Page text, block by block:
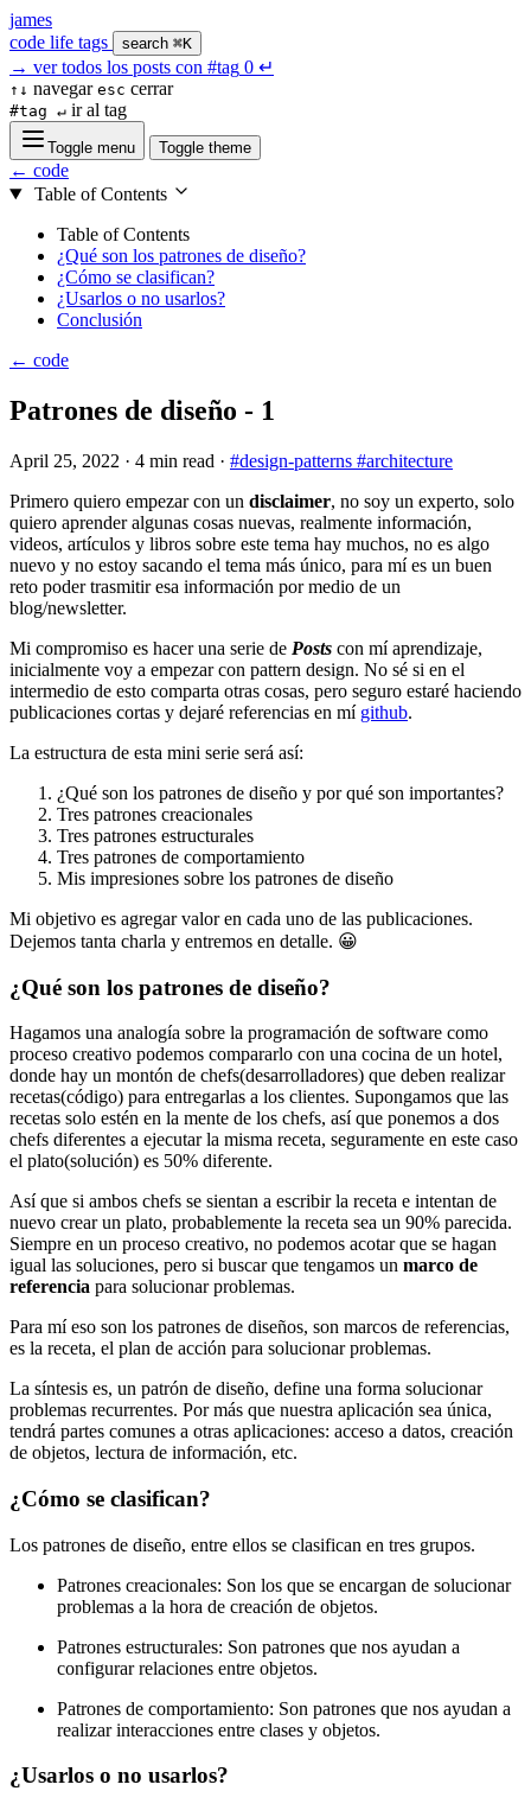
james
code life tags search ⌘K
→ ver todos los posts con #tag 0 ↵
↑↓ navegar esc cerrar
#tag ↵ ir al tag
Toggle menu Toggle theme
← code
Table of Contents
Table of Contents
¿Qué son los patrones de diseño?
¿Cómo se clasifican?
¿Usarlos o no usarlos?
Conclusión
← code
Patrones de diseño - 1
April 25, 2022 · 4 min read · #design-patterns #architecture
Primero quiero empezar con un disclaimer, no soy un experto, solo
quiero aprender algunas cosas nuevas, realmente información,
videos, artículos y libros sobre este tema hay muchos, no es algo
nuevo y no estoy sacando el tema más único, para mí es un buen
reto poder trasmitir esa información por medio de un
blog/newsletter.
Mi compromiso es hacer una serie de Posts con mí aprendizaje,
inicialmente voy a empezar con pattern design. No sé si en el
intermedio de esto comparta otras cosas, pero seguro estaré haciendo
publicaciones cortas y dejaré referencias en mí github.
La estructura de esta mini serie será así:
¿Qué son los patrones de diseño y por qué son importantes?
Tres patrones creacionales
Tres patrones estructurales
Tres patrones de comportamiento
Mis impresiones sobre los patrones de diseño
Mi objetivo es agregar valor en cada uno de las publicaciones.
Dejemos tanta charla y entremos en detalle. 😀
¿Qué son los patrones de diseño?
Hagamos una analogía sobre la programación de software como
proceso creativo podemos compararlo con una cocina de un hotel,
donde hay un montón de chefs(desarrolladores) que deben realizar
recetas(código) para entregarlas a los clientes. Supongamos que las
recetas solo estén en la mente de los chefs, así que ponemos a dos
chefs diferentes a ejecutar la misma receta, seguramente en este caso
el plato(solución) es 50% diferente.
Así que si ambos chefs se sientan a escribir la receta e intentan de
nuevo crear un plato, probablemente la receta sea un 90% parecida.
Siempre en un proceso creativo, no podemos acotar que se hagan
igual las soluciones, pero si buscar que tengamos un marco de
referencia para solucionar problemas.
Para mí eso son los patrones de diseños, son marcos de referencias,
es la receta, el plan de acción para solucionar problemas.
La síntesis es, un patrón de diseño, define una forma solucionar
problemas recurrentes. Por más que nuestra aplicación sea única,
tendrá partes comunes a otras aplicaciones: acceso a datos, creación
de objetos, lectura de información, etc.
¿Cómo se clasifican?
Los patrones de diseño, entre ellos se clasifican en tres grupos.
Patrones creacionales: Son los que se encargan de solucionar
problemas a la hora de creación de objetos.
Patrones estructurales: Son patrones que nos ayudan a
configurar relaciones entre objetos.
Patrones de comportamiento: Son patrones que nos ayudan a
realizar interacciones entre clases y objetos.
¿Usarlos o no usarlos?